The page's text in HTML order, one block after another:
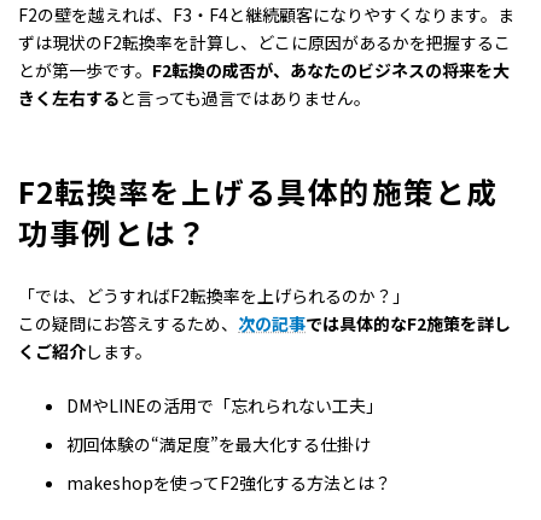
F2の壁を越えれば、F3・F4と継続顧客になりやすくなります。ま
ずは現状のF2転換率を計算し、どこに原因があるかを把握するこ
とが第一歩です。 F2転換の成否が、あなたのビジネスの将来を大
きく左右すると言っても過言ではありません。
F2転換率を上げる具体的施策と成
功事例とは？
「では、どうすればF2転換率を上げられるのか？」
この疑問にお答えするため、 次の記事では具体的なF2施策を詳し
くご紹介します。
DMやLINEの活用で「忘れられない工夫」
初回体験の“満足度”を最大化する仕掛け
makeshopを使ってF2強化する方法とは？